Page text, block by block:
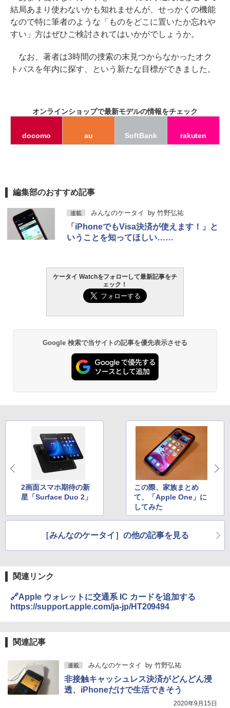
結局あまり使わないかも知れませんが、せっかくの機能
なので特に筆者のような「ものをどこに置いたか忘れや
すい」方はぜひご検討されてはいかがでしょうか。
なお、著者は3時間の捜索の末見つからなかったオク
トパスを年内に探す、という新たな目標ができました。
オンラインショップで最新モデルの情報をチェック
docomo au SoftBank rakuten
編集部のおすすめ記事
連載 みんなのケータイ by 竹野弘祐
「iPhoneでもVisa決済が使えます！」と
いうことを知ってほしい……
ケータイ Watchをフォローして最新記事をチ
ェック！
Google 検索で当サイトの記事を優先表示させる
2画面スマホ期待の新
星「Surface Duo 2」
この際、家族まとめ
て、「Apple One」に
してみた
［みんなのケータイ］の他の記事を見る
関連リンク
🔗Apple ウォレットに交通系 IC カードを追加する
https://support.apple.com/ja-jp/HT209494
関連記事
連載 みんなのケータイ by 竹野弘祐
非接触キャッシュレス決済がどんどん浸
透、iPhoneだけで生活できそう
2020年9月15日